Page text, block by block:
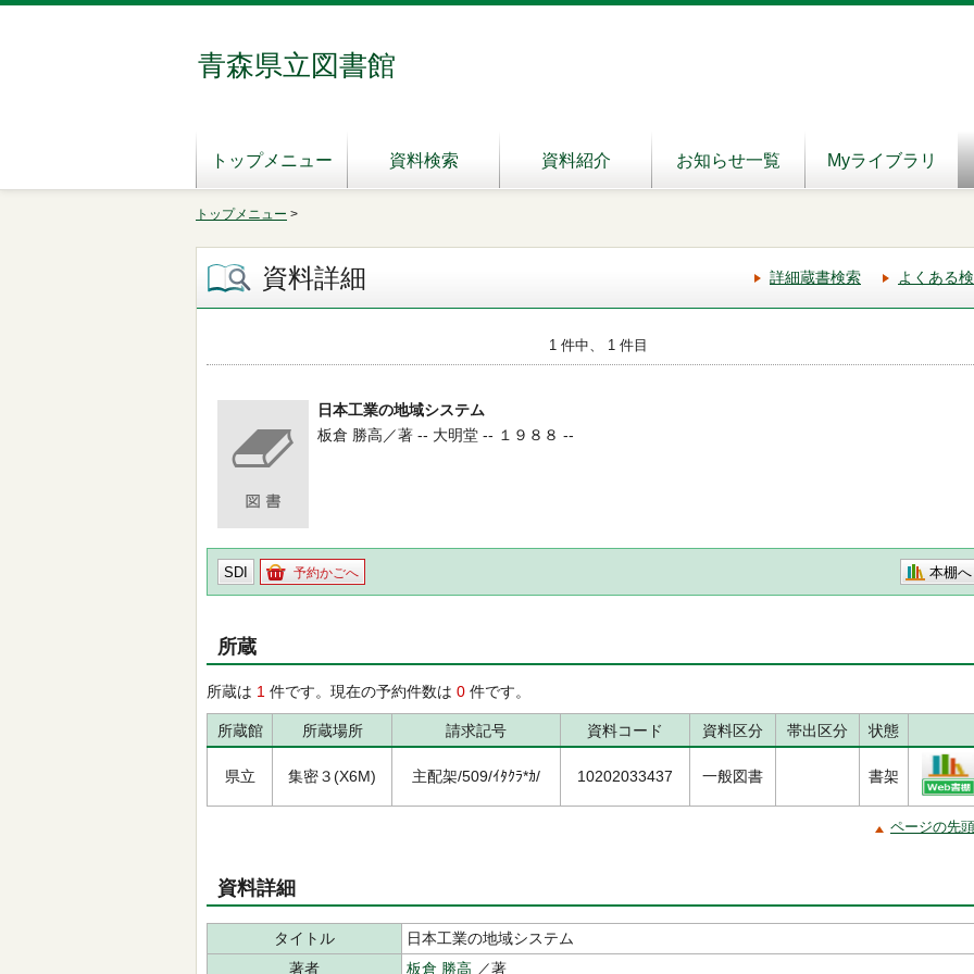
青森県立図書館
トップメニュー 資料検索 資料紹介 お知らせ一覧 Myライブラリ
トップメニュー >
資料詳細 詳細蔵書検索 よくある
1 件中、 1 件目
日本工業の地域システム
板倉 勝高／著 -- 大明堂 -- １９８８ --
SDI 予約かごへ 本棚へ
所蔵
所蔵は 1 件です。現在の予約件数は 0 件です。
所蔵館 所蔵場所 請求記号 資料コード 資料区分 帯出区分 状態
県立 集密３(X6M) 主配架/509/ｲﾀｸﾗ*ｶ/ 10202033437 一般図書 書架
ページの先
資料詳細
タイトル
日本工業の地域システム
著者
板倉 勝高 ／著